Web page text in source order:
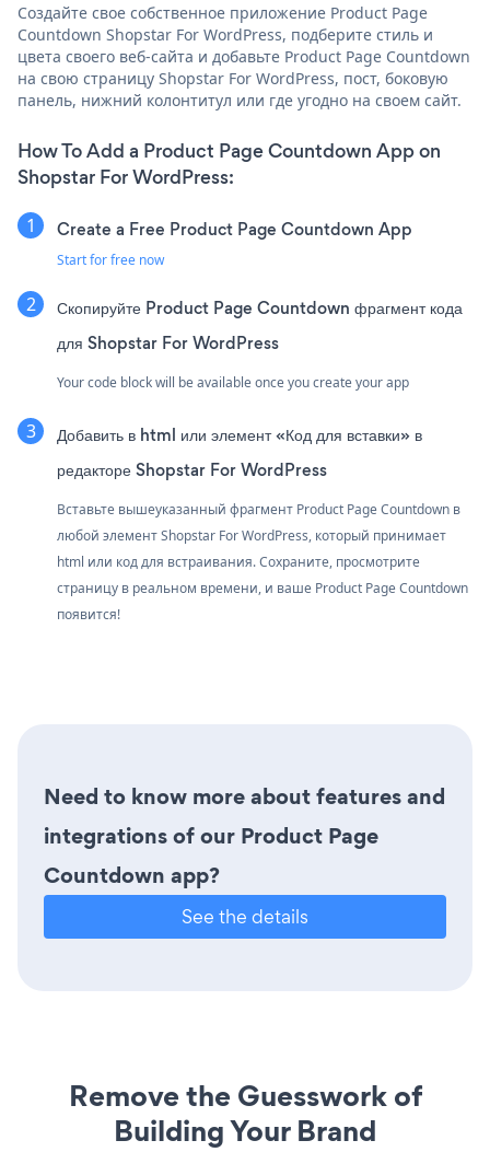
Создайте свое собственное приложение Product Page
Countdown Shopstar For WordPress, подберите стиль и
цвета своего веб-сайта и добавьте Product Page Countdown
на свою страницу Shopstar For WordPress, пост, боковую
панель, нижний колонтитул или где угодно на своем сайт.
How To Add a Product Page Countdown App on
Shopstar For WordPress:
Create a Free Product Page Countdown App
Start for free now
Скопируйте Product Page Countdown фрагмент кода
для Shopstar For WordPress
Your code block will be available once you create your app
Добавить в html или элемент «Код для вставки» в
редакторе Shopstar For WordPress
Вставьте вышеуказанный фрагмент Product Page Countdown в
любой элемент Shopstar For WordPress, который принимает
html или код для встраивания. Сохраните, просмотрите
страницу в реальном времени, и ваше Product Page Countdown
появится!
Need to know more about features and
integrations of our Product Page
Countdown app?
See the details
Remove the Guesswork of
Building Your Brand